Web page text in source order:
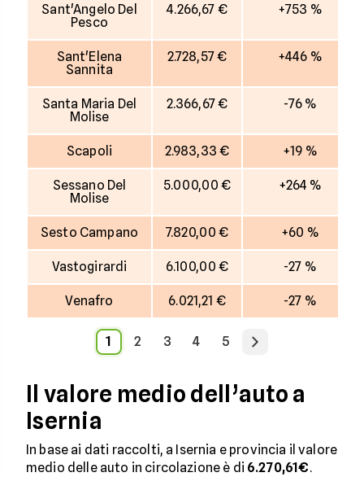
Sant'Angelo Del
Pesco
4.266,67 € +753 %
Sant'Elena
Sannita
2.728,57 € +446 %
Santa Maria Del
Molise
2.366,67 € -76 %
Scapoli 2.983,33 € +19 %
Sessano Del
Molise
5.000,00 € +264 %
Sesto Campano 7.820,00 € +60 %
Vastogirardi 6.100,00 € -27 %
Venafro 6.021,21 € -27 %
1 2 3 4 5
Il valore medio dell’auto a
Isernia
In base ai dati raccolti, a Isernia e provincia il valore
medio delle auto in circolazione è di 6.270,61€.